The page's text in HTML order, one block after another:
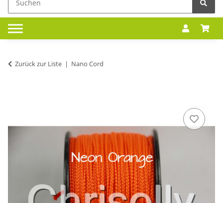
Zurück zur Liste Nano Cord